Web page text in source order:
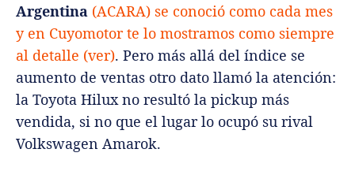
Argentina (ACARA) se conoció como cada mes
y en Cuyomotor te lo mostramos como siempre
al detalle (ver). Pero más allá del índice se
aumento de ventas otro dato llamó la atención:
la Toyota Hilux no resultó la pickup más
vendida, si no que el lugar lo ocupó su rival
Volkswagen Amarok.